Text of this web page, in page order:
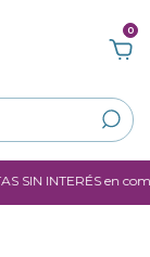
0
INTERÉS en